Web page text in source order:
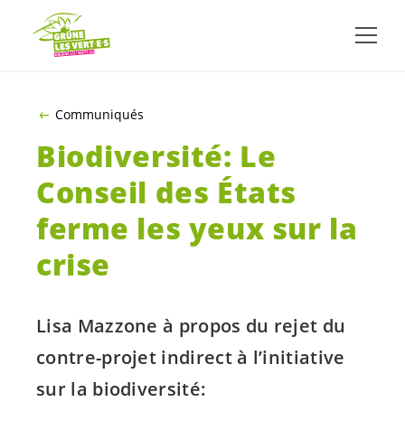
ALLER AU CONTENU PRINCIPAL
Communiqués
Biodiversité: Le
Conseil des États
ferme les yeux sur la
crise
Lisa Mazzone à propos du rejet du
contre-projet indirect à l’initiative
sur la biodiversité: